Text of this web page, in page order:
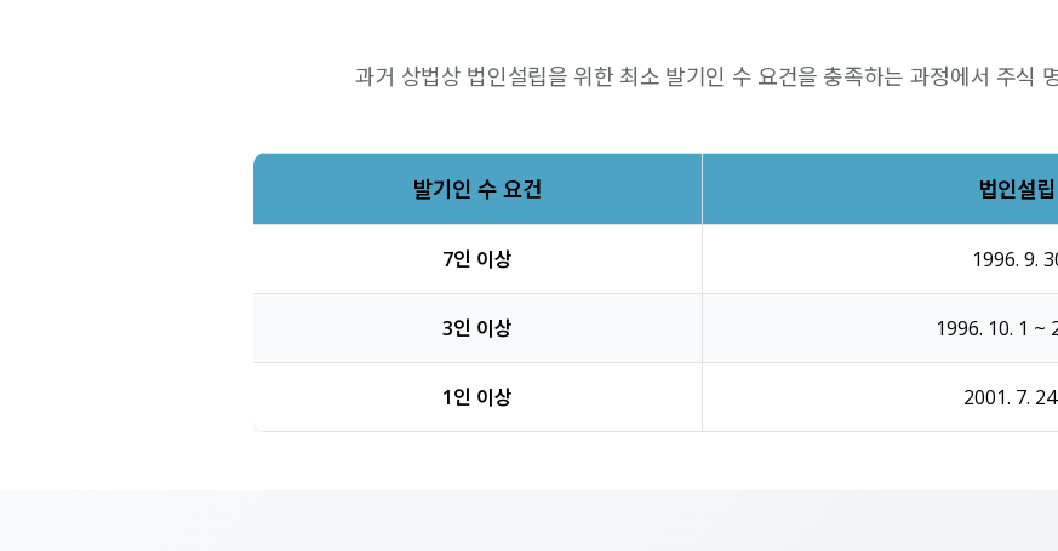
과거 상법상 법인설립을 위한 최소 발기인 수 요건을 충족하는 과정에서 주식
발기인 수 요건 법인설
7인 이상 1996. 9.
3인 이상 1996. 10. 1 ~
1인 이상 2001. 7.